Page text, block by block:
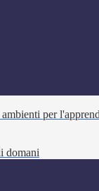
per
domani